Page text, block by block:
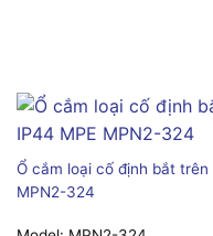
Ổ cắm loại cố định bắt
MPN2-324